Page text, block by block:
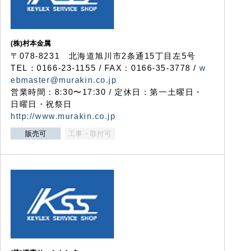
(株)村本金属
〒078-8231 北海道旭川市2条通15丁目左5号
TEL：0166-23-1155 / FAX：0166-35-3778 / w
ebmaster@murakin.co.jp
営業時間：8:30〜17:30 / 定休日：第一土曜日・
日曜日・祝祭日
http://www.murakin.co.jp
販売可 工事・取付可